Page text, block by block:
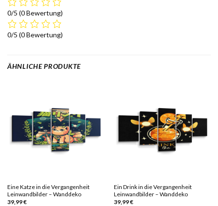
0/5 (0 Bewertung)
0/5 (0 Bewertung)
ÄHNLICHE PRODUKTE
Eine Katze in die Vergangenheit
Leinwandbilder – Wanddeko
39,99€
Ein Drink in die Vergangenheit
Leinwandbilder – Wanddeko
39,99€